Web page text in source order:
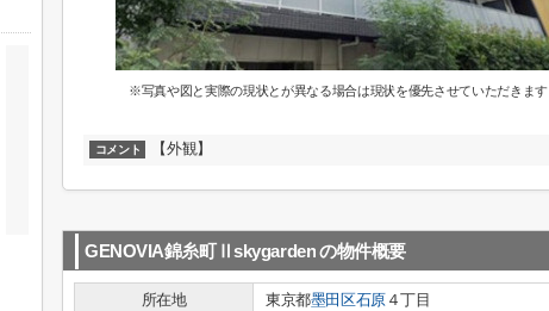
※写真や図と実際の現状とが異なる場合は現状を優先させていただきます
コメント 【外観】
GENOVIA錦糸町Ⅱskygarden の物件概要
所在地 東京都墨田区石原４丁目